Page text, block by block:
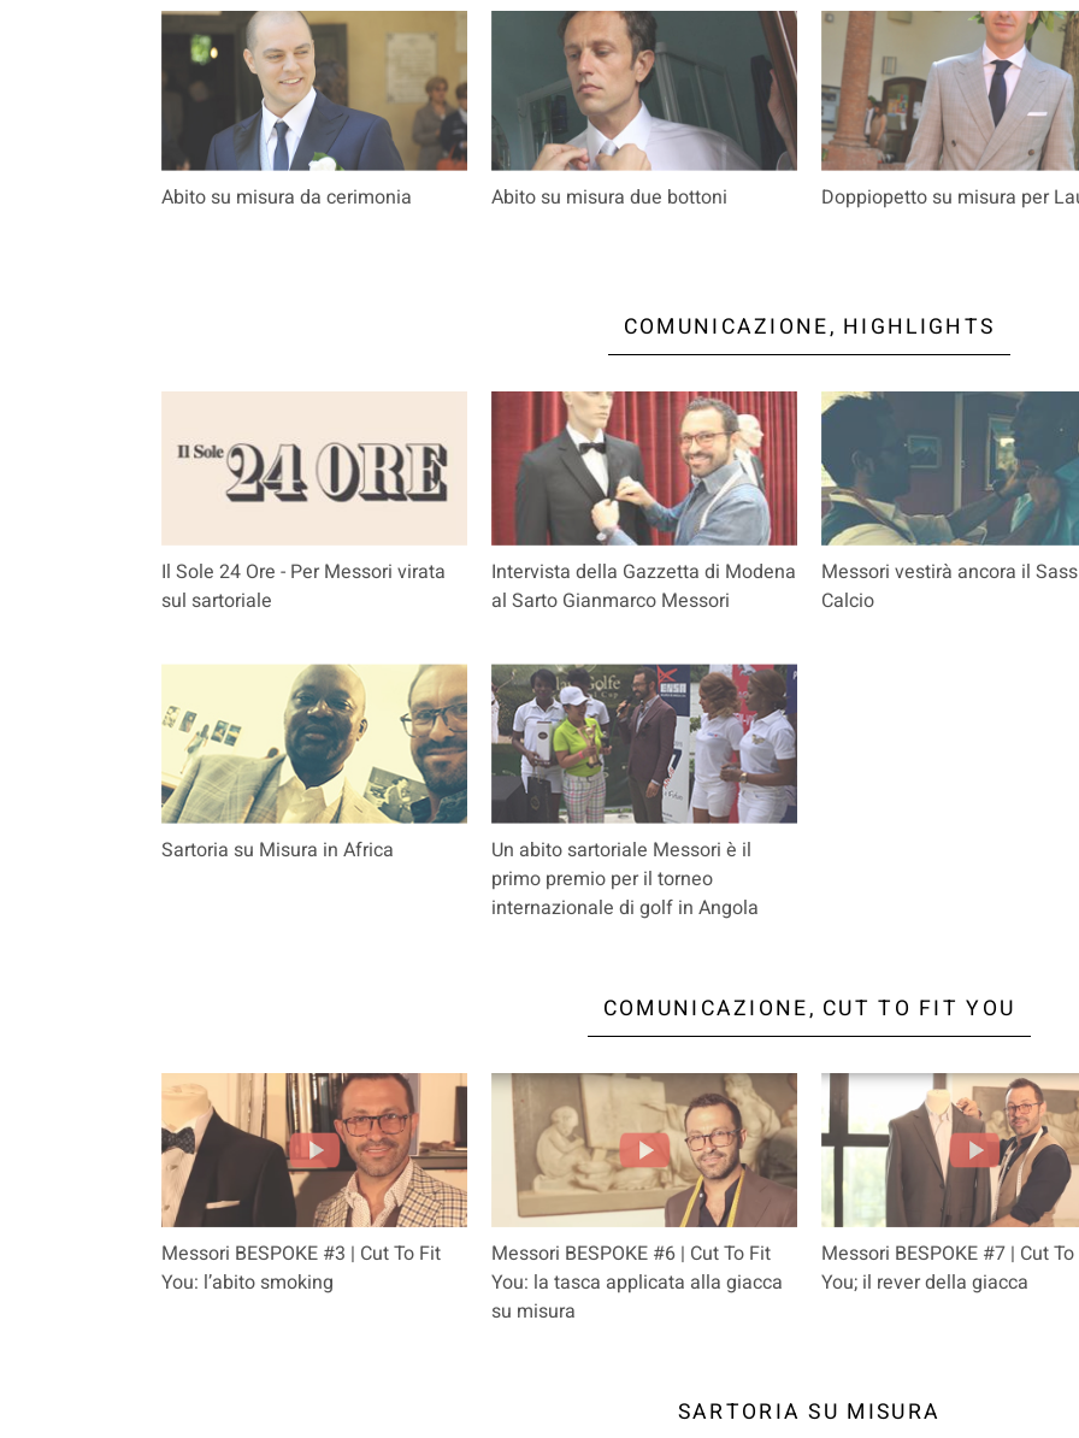
Abito su misura da cerimonia Abito su misura due bottoni Doppiopetto su misura per
COMUNICAZIONE, HIGHLIGHTS
Il Sole 24 Ore - Per Messori virata
sul sartoriale
Intervista della Gazzetta di Modena
al Sarto Gianmarco Messori
Messori vestirà ancora il
Calcio
Sartoria su Misura in Africa
Un abito sartoriale Messori è il
primo premio per il torneo
internazionale di golf in Angola
COMUNICAZIONE, CUT TO FIT YOU
Messori BESPOKE #3 | Cut To Fit
You: l’abito smoking
Messori BESPOKE #6 | Cut To Fit
You: la tasca applicata alla giacca
su misura
Messori BESPOKE #7 | Cut
You; il rever della giacca
SARTORIA SU MISURA